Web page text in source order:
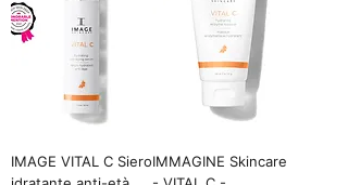
IMAGE VITAL C SieroIMMAGINE Skincare